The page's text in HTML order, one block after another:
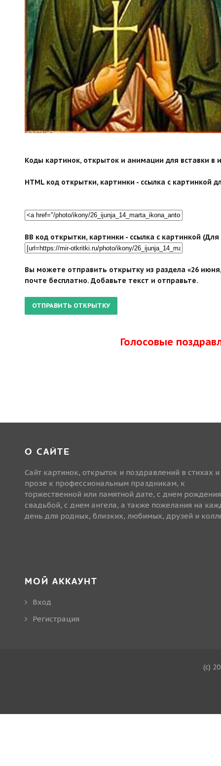
search">
Коды картинок, открыток и анимации для вставки в
HTML код открытки, картинки - ссылка с картинкой
BB код открытки, картинки - ссылка с картинкой
Вы можете отправить открытку из раздела «26
почте бесплатно. Добавьте текст и отправьте.
Голосовые
О САЙТЕ
Сайт картинок, открыток и поздравлений в стихах и
прозе к профессиональным праздникам, к
торжественной или памятной дате, с днем
свадьбой, с днем ангела, а также пожелания на
день для родных, близких, любимых, друзей и
МОЙ АККАУНТ
Вход
Регистрация
(c)